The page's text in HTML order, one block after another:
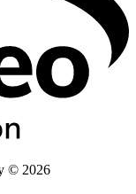
© 2026